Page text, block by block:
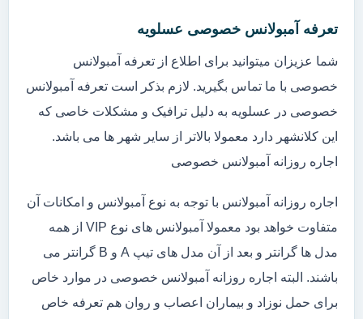
تعرفه آمبولانس خصوصی عسلویه
شما عزیزان میتوانید برای اطلاع از تعرفه آمبولانس
خصوصی با ما تماس بگیرید. لازم بذکر است تعرفه آمبولانس
خصوصی در عسلویه به دلیل ترافیک و مشکلات خاصی که
این کلانشهر دارد معمولا بالاتر از سایر شهر ها می باشد.
اجاره روزانه آمبولانس خصوصی
اجاره روزانه آمبولانس با توجه به نوع آمبولانس و امکانات آن
متفاوت خواهد بود معمولا آمبولانس های نوع VIP از همه
مدل ها گرانتر و بعد از آن مدل های تیپ A و B گرانتر می
باشند. البته اجاره روزانه آمبولانس خصوصی در موارد خاص
برای حمل نوزاد و بیماران اعصاب و روان هم تعرفه خاص